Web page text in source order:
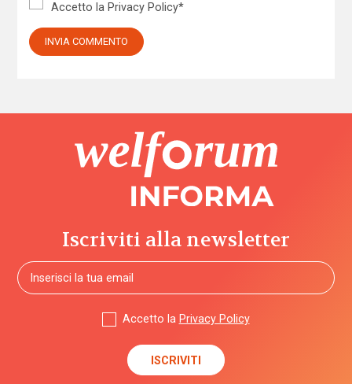
Accetto la Privacy Policy*
Iscriviti alla newsletter
Accetto la Privacy Policy